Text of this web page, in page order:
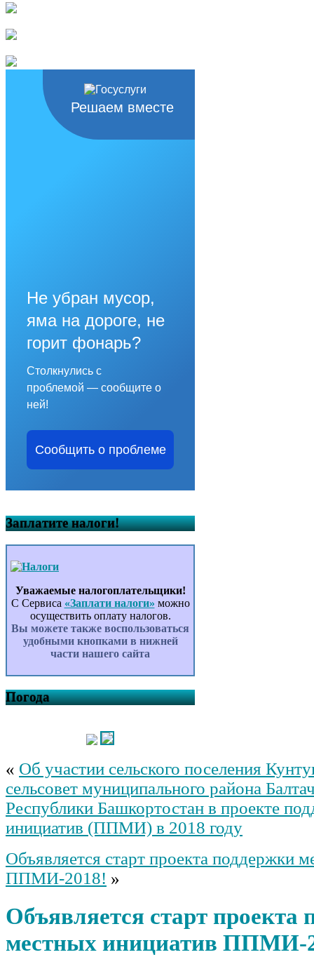
Решаем вместе
Не убран мусор,
яма на дороге, не
горит фонарь?
Столкнулись с
проблемой — сообщите о
ней!
Сообщить о проблеме
Заплатите налоги!
Уважаемые налогоплательщики!
С Сервиса «Заплати налоги» можно
осуществить оплату налогов.
Вы можете также воспользоваться
удобными кнопками в нижней
части нашего сайта
Погода
« Об участии сельского поселения
сельсовет муниципального района
Республики Башкортостан в проекте
инициатив (ППМИ) в 2018 году
Объявляется старт проекта поддержки
ППМИ-2018! »
Объявляется старт проекта
местных инициатив ППМИ-